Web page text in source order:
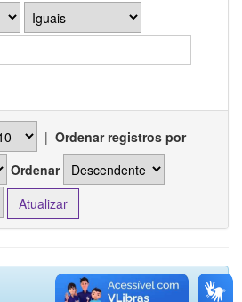
| Ordenar registros por
Ordenar